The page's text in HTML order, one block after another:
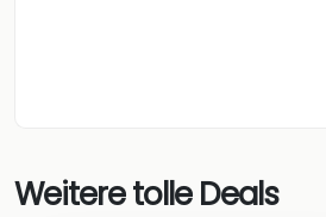
Weitere tolle Deals